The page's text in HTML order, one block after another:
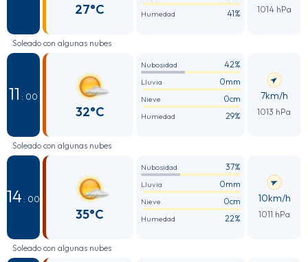
27°C Humedad 41% 1014 hPa
Soleado con algunas nubes
11 : 00
32°C
Nubosidad 42%
Lluvia 0mm
Nieve 0cm
Humedad 29%
7km/h
1013 hPa
Soleado con algunas nubes
14 : 00
35°C
Nubosidad 37%
Lluvia 0mm
Nieve 0cm
Humedad 22%
10km/h
1011 hPa
Soleado con algunas nubes